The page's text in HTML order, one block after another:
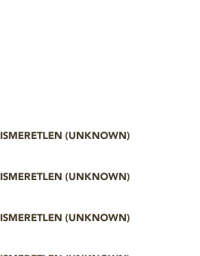
ISMERETLEN (UNKNOWN)
ISMERETLEN (UNKNOWN)
ISMERETLEN (UNKNOWN)